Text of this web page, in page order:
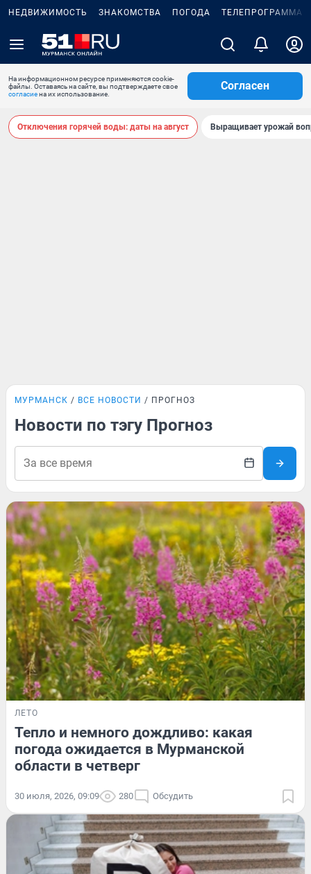
НЕДВИЖИМОСТЬ ЗНАКОМСТВА ПОГОДА ТЕЛЕПРОГРАММА
На информационном ресурсе применяются cookie-
файлы. Оставаясь на сайте, вы подтверждаете свое
согласиена их использование.
Согласен
Отключения горячей воды: даты на август Выращивает урожай
МУРМАНСК ВСЕ НОВОСТИ ПРОГНОЗ
Новости по тэгу Прогноз
ЛЕТО
Тепло и немного дождливо: какая
погода ожидается в Мурманской
области в четверг
30 июля, 2026, 09:09 280 Обсудить